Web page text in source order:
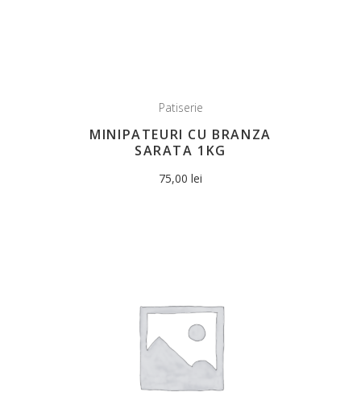
Patiserie
MINIPATEURI CU BRANZA
SARATA 1KG
75,00 lei